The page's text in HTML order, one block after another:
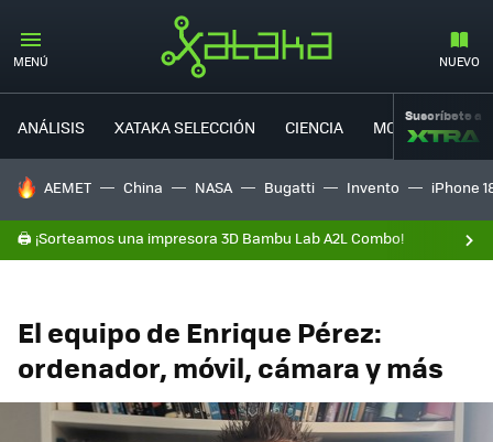
MENÚ NUEVO
ANÁLISIS XATAKA SELECCIÓN CIENCIA MOVILIDAD
Suscríbete a
HOY SE HABLA DE
AEMET China NASA Bugatti Invento iPhone
🖨️ ¡Sorteamos una impresora 3D Bambu Lab A2L Combo!
El equipo de Enrique Pérez:
ordenador, móvil, cámara y más